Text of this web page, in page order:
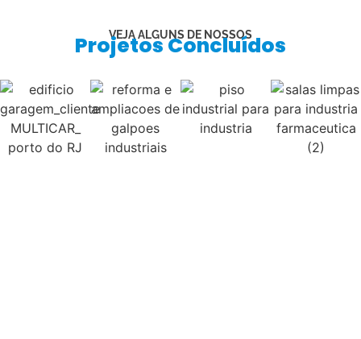
VEJA ALGUNS DE NOSSOS
Projetos Concluídos